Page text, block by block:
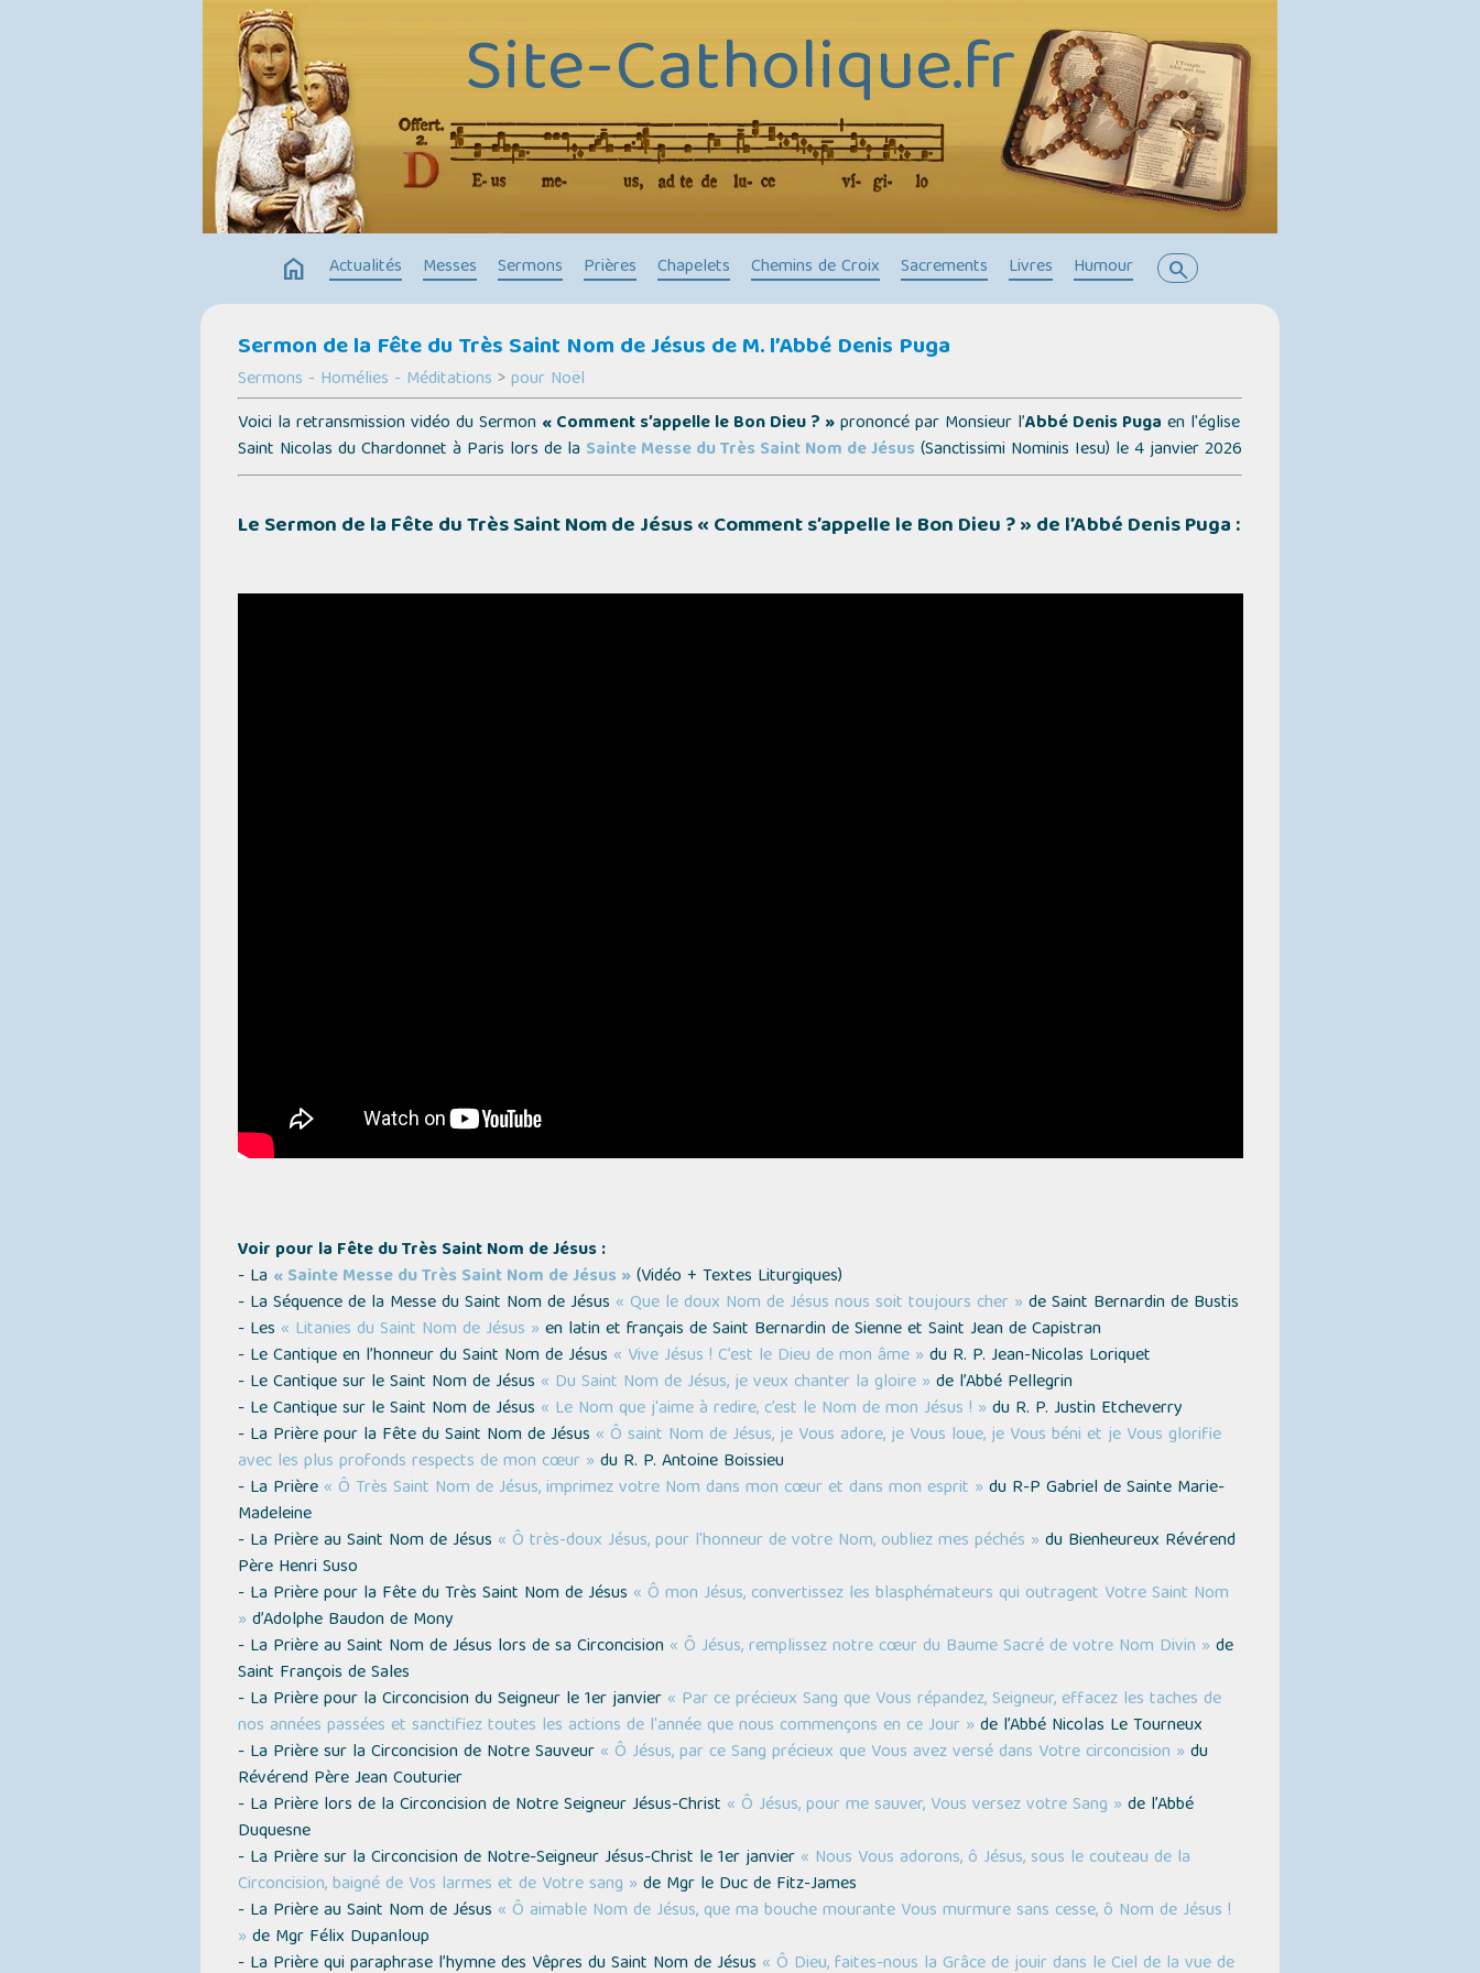
Site-Catholique.fr
home Actualités Messes Sermons Prières Chapelets Chemins de Croix Sacrements Livres Humour search
Sermon de la Fête du Très Saint Nom de Jésus de M. l’Abbé Denis Puga
Sermons - Homélies - Méditations >pour Noël
Voici la retransmission vidéo du Sermon « Comment s’appelle le Bon Dieu ? »prononcé par Monsieur l’Abbé Denis Puga en l'église
Saint Nicolas du Chardonnet à Paris lors de la Sainte Messe du Très Saint Nom de Jésus(Sanctissimi Nominis Iesu) le 4 janvier 2026
Le Sermon de la Fête du Très Saint Nom de Jésus« Comment s’appelle le Bon Dieu ? »de l’Abbé Denis Puga :
Voir pour la Fête du Très Saint Nom de Jésus :
- La « Sainte Messe du Très Saint Nom de Jésus »(Vidéo + Textes Liturgiques)
- La Séquence de la Messe du Saint Nom de Jésus « Que le doux Nom de Jésus nous soit toujours cher » de Saint Bernardin de Bustis
- Les « Litanies du Saint Nom de Jésus » en latin et français de Saint Bernardin de Sienne et Saint Jean de Capistran
- Le Cantique en l’honneur du Saint Nom de Jésus « Vive Jésus ! C’est le Dieu de mon âme » du R. P. Jean-Nicolas Loriquet
- Le Cantique sur le Saint Nom de Jésus « Du Saint Nom de Jésus, je veux chanter la gloire » de l’Abbé Pellegrin
- Le Cantique sur le Saint Nom de Jésus « Le Nom que j'aime à redire, c’est le Nom de mon Jésus ! » du R. P. Justin Etcheverry
- La Prière pour la Fête du Saint Nom de Jésus « Ô saint Nom de Jésus, je Vous adore, je Vous loue, je Vous béni et je Vous glorifie
avec les plus profonds respects de mon cœur » du R. P. Antoine Boissieu
- La Prière « Ô Très Saint Nom de Jésus, imprimez votre Nom dans mon cœur et dans mon esprit » du R-P Gabriel de Sainte Marie-
Madeleine
- La Prière au Saint Nom de Jésus « Ô très-doux Jésus, pour l'honneur de votre Nom, oubliez mes péchés » du Bienheureux Révérend
Père Henri Suso
- La Prière pour la Fête du Très Saint Nom de Jésus « Ô mon Jésus, convertissez les blasphémateurs qui outragent Votre Saint Nom
» d’Adolphe Baudon de Mony
- La Prière au Saint Nom de Jésus lors de sa Circoncision « Ô Jésus, remplissez notre cœur du Baume Sacré de votre Nom Divin » de
Saint François de Sales
- La Prière pour la Circoncision du Seigneur le 1er janvier « Par ce précieux Sang que Vous répandez, Seigneur, effacez les taches de
nos années passées et sanctifiez toutes les actions de l'année que nous commençons en ce Jour » de l’Abbé Nicolas Le Tourneux
- La Prière sur la Circoncision de Notre Sauveur « Ô Jésus, par ce Sang précieux que Vous avez versé dans Votre circoncision » du
Révérend Père Jean Couturier
- La Prière lors de la Circoncision de Notre Seigneur Jésus-Christ « Ô Jésus, pour me sauver, Vous versez votre Sang » de l’Abbé
Duquesne
- La Prière sur la Circoncision de Notre-Seigneur Jésus-Christ le 1er janvier « Nous Vous adorons, ô Jésus, sous le couteau de la
Circoncision, baigné de Vos larmes et de Votre sang » de Mgr le Duc de Fitz-James
- La Prière au Saint Nom de Jésus « Ô aimable Nom de Jésus, que ma bouche mourante Vous murmure sans cesse, ô Nom de Jésus !
» de Mgr Félix Dupanloup
- La Prière qui paraphrase l’hymne des Vêpres du Saint Nom de Jésus « Ô Dieu, faites-nous la Grâce de jouir dans le Ciel de la vue de